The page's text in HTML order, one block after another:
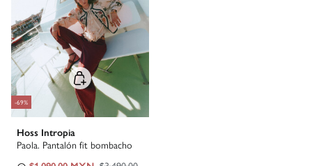
-69%
Hoss Intropia
Paola. Pantalón fit bombacho